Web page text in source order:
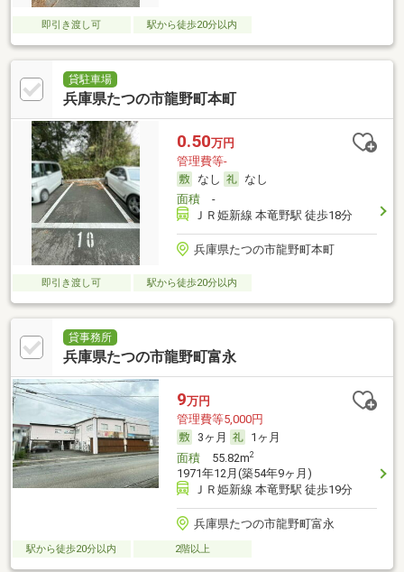
即引き渡し可 駅から徒歩20分以内
貸駐車場
兵庫県たつの市龍野町本町
0.50万円
管理費等-
なし
なし
面積-
ＪＲ姫新線 本竜野駅 徒歩18分
兵庫県たつの市龍野町本町
即引き渡し可 駅から徒歩20分以内
貸事務所
兵庫県たつの市龍野町富永
9万円
管理費等5,000円
3ヶ月
1ヶ月
面積55.82m2
1971年12月(築54年9ヶ月)
ＪＲ姫新線 本竜野駅 徒歩19分
兵庫県たつの市龍野町富永
駅から徒歩20分以内 2階以上